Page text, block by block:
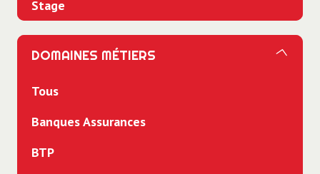
Stage
DOMAINES MÉTIERS
Tous
Banques Assurances
BTP